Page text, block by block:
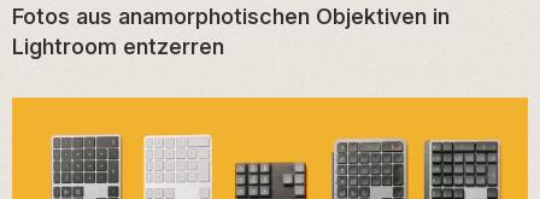
Fotos aus anamorphotischen Objektiven in
Lightroom entzerren